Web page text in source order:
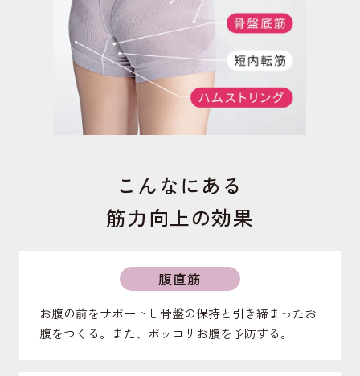
こんなにある
筋力向上の効果
腹直筋
お腹の前をサポートし骨盤の保持と引き締まったお
腹をつくる。また、ポッコリお腹を予防する。